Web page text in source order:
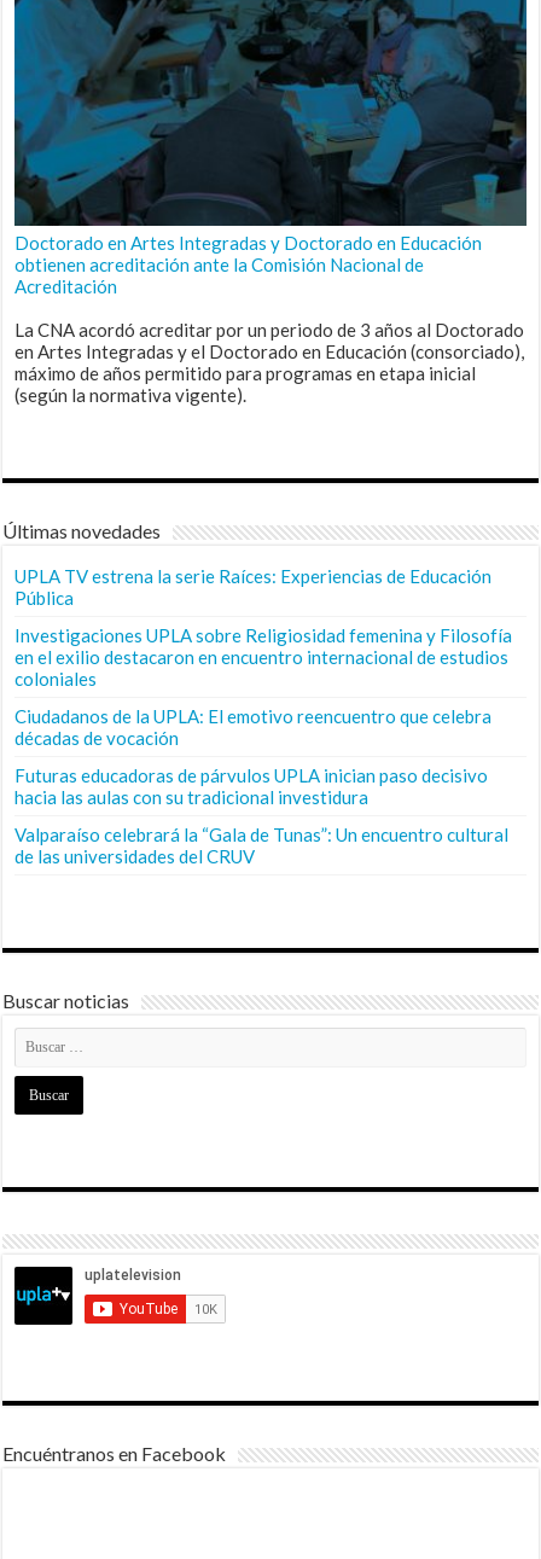
Doctorado en Artes Integradas y Doctorado en Educación
obtienen acreditación ante la Comisión Nacional de
Acreditación
La CNA acordó acreditar por un periodo de 3 años al Doctorado
en Artes Integradas y el Doctorado en Educación (consorciado),
máximo de años permitido para programas en etapa inicial
(según la normativa vigente).
Últimas novedades
UPLA TV estrena la serie Raíces: Experiencias de Educación
Pública
Investigaciones UPLA sobre Religiosidad femenina y Filosofía
en el exilio destacaron en encuentro internacional de estudios
coloniales
Ciudadanos de la UPLA: El emotivo reencuentro que celebra
décadas de vocación
Futuras educadoras de párvulos UPLA inician paso decisivo
hacia las aulas con su tradicional investidura
Valparaíso celebrará la “Gala de Tunas”: Un encuentro cultural
de las universidades del CRUV
Buscar noticias
Encuéntranos en Facebook